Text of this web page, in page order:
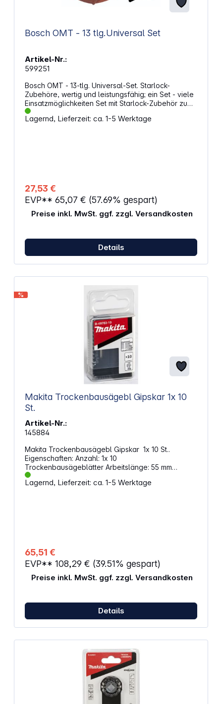
Bosch OMT - 13 tlg.Universal Set
Artikel-Nr.:
599251
Bosch OMT - 13-tlg. Universal-Set. Starlock-
Zubehöre, wertig und leistungsfähig; ein Set - viele
Einsatzmöglichkeiten Set mit Starlock-Zubehör zum
Sägen, für Tauchschnitte, zum Schleifen und
Schaben verschiedener Materialien Das
Starlock-Zubehören einschließlich Blättern zum
Sägen, für Tauchschnitte, zum Schleifen und zum
Schaben verschiedener Materialen. Enthalten ist
eine Segmentsäge für bündiges Ablängen von
Türstöcken, Schneiden von kleineren Profilen,
Tauchsägeblatt zum Anfertigen von Aussparungen
in Holz. Ebenso ein Set Schleifbögen zum Schleifen
von Holz und Farbe sowie ein Schaber zum
Entfernen von weichem Material. Diese Starlock-
Plus und Starlock Max sowie allen gängigen
Multifunktionswerkzeugen. Das Starlock-
Aufnahmesystem ermöglicht ‌einen schnellen
Blattwechsel ohne Blattberührung in drei Sekunden.‌
Das Aufnahmesystem ermöglicht durch seine
dreidimensionale enge Passung maximale
Kraftübertragung zwischen Maschine und Zubehör.
Inhalt: BIM Segmentsägeblatt Wood and Metal ACZ
85 EB (1x) / BIM Tauchsägeblatt Wood and Metal
AIZ 32 APB (1x) / HCS Schaber ATZ 52 SFC (1x) /
Wood and Paint Schleifblatt (10x)
Lagernd, Lieferzeit: ca. 1-5 Werktage
27,53 €
EVP** 65,07 € (57.69% gespart)
Preise inkl. MwSt. ggf. zzgl. Versandkosten
Details
%
Makita Trockenbausägebl Gipskar 1x 10
St.
Artikel-Nr.:
145884
Makita Trockenbausägebl Gipskar 1x 10 St..
Eigenschaften: Anzahl: 1x 10
Trockenbausägeblätter Arbeitslänge: 55 mm
Geeignet für Akku-Trockenbausäge Inkl. Skala für
eine millimetergenaue Eintauchtiefe Ideal für
Lagernd, Lieferzeit: ca. 1-5 Werktage
65,51 €
EVP** 108,29 € (39.51% gespart)
Preise inkl. MwSt. ggf. zzgl. Versandkosten
Details